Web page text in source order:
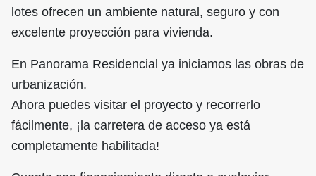
lotes ofrecen un ambiente natural, seguro y con
excelente proyección para vivienda.
En Panorama Residencial ya iniciamos las obras de
urbanización.
Ahora puedes visitar el proyecto y recorrerlo
fácilmente, ¡la carretera de acceso ya está
completamente habilitada!